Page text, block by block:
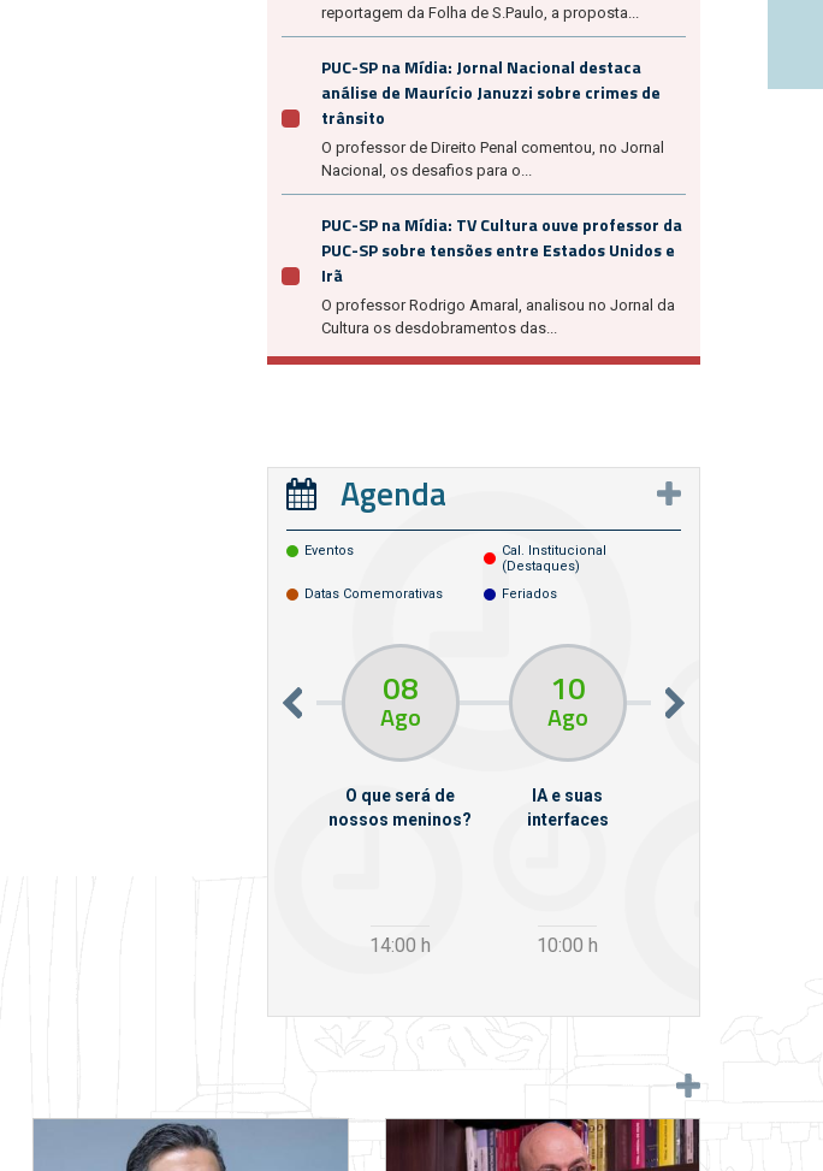
reportagem da Folha de S.Paulo, a proposta...
PUC-SP na Mídia: Jornal Nacional destaca
análise de Maurício Januzzi sobre crimes de
trânsito
O professor de Direito Penal comentou, no Jornal
Nacional, os desafios para o...
PUC-SP na Mídia: TV Cultura ouve professor da
PUC-SP sobre tensões entre Estados Unidos e
Irã
O professor Rodrigo Amaral, analisou no Jornal da
Cultura os desdobramentos das...
Agenda
Eventos
Cal. Institucional
(destaques)
Datas Comemorativas
Feriados
08
Ago
O que será de
nossos meninos?
14:00 h
10
Ago
IA e suas
interfaces
10:00 h